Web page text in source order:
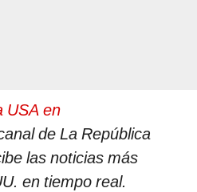
USA en
de La República
las noticias más
en tiempo real.